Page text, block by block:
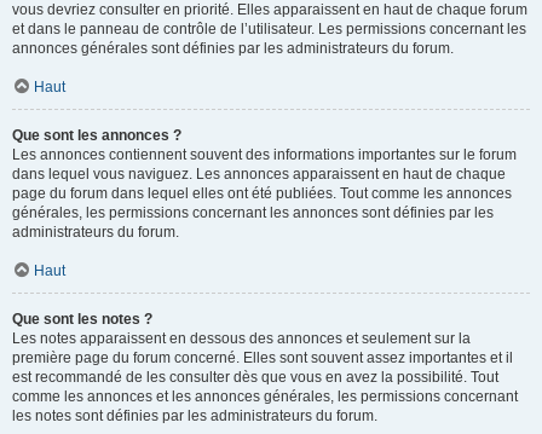
vous devriez consulter en priorité. Elles apparaissent en haut de chaque forum
et dans le panneau de contrôle de l’utilisateur. Les permissions concernant les
annonces générales sont définies par les administrateurs du forum.
Haut
Que sont les annonces ?
Les annonces contiennent souvent des informations importantes sur le forum
dans lequel vous naviguez. Les annonces apparaissent en haut de chaque
page du forum dans lequel elles ont été publiées. Tout comme les annonces
générales, les permissions concernant les annonces sont définies par les
administrateurs du forum.
Haut
Que sont les notes ?
Les notes apparaissent en dessous des annonces et seulement sur la
première page du forum concerné. Elles sont souvent assez importantes et il
est recommandé de les consulter dès que vous en avez la possibilité. Tout
comme les annonces et les annonces générales, les permissions concernant
les notes sont définies par les administrateurs du forum.